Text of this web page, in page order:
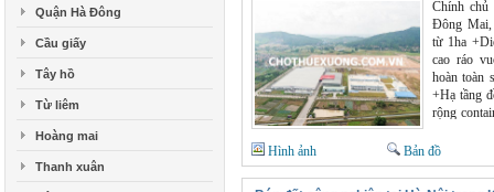
Quận Hà Đông
Cầu giấy
Tây hồ
Từ liêm
Hoàng mai
Thanh xuân
Chính chủ
Đông Mai,
từ 1ha
cao ráo
hoàn toàn
+Hạ tầng
rộng
Hình ảnh
Bản đồ